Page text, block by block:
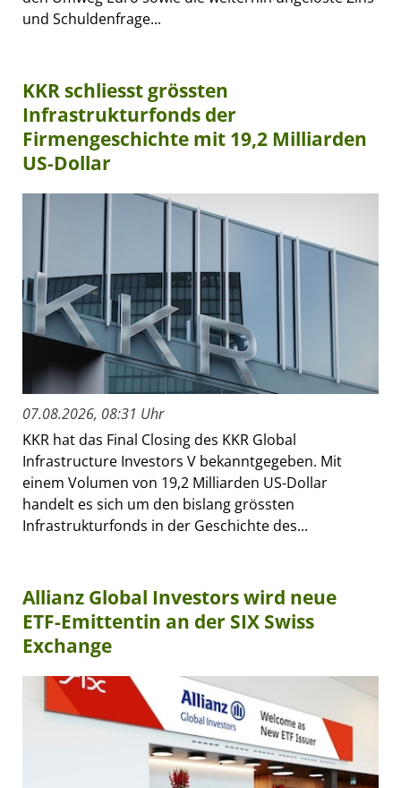
und Schuldenfrage...
KKR schliesst grössten
Infrastrukturfonds der
Firmengeschichte mit 19,2 Milliarden
US-Dollar
07.08.2026, 08:31 Uhr
KKR hat das Final Closing des KKR Global
Infrastructure Investors V bekanntgegeben. Mit
einem Volumen von 19,2 Milliarden US-Dollar
handelt es sich um den bislang grössten
Infrastrukturfonds in der Geschichte des...
Allianz Global Investors wird neue
ETF-Emittentin an der SIX Swiss
Exchange